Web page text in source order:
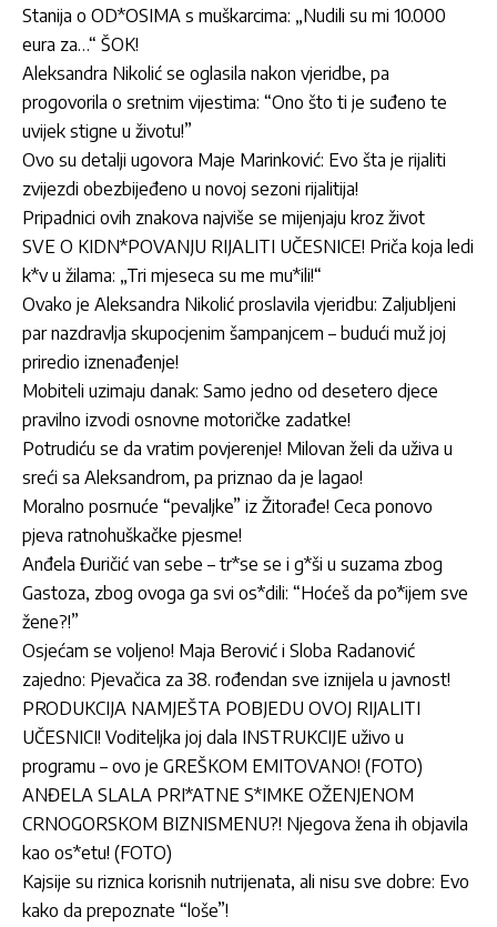
Stanija o OD*OSIMA s muškarcima: „Nudili su mi 10.000
eura za…“ ŠOK!
Aleksandra Nikolić se oglasila nakon vjeridbe, pa
progovorila o sretnim vijestima: “Ono što ti je suđeno te
uvijek stigne u životu!”
Ovo su detalji ugovora Maje Marinković: Evo šta je rijaliti
zvijezdi obezbijeđeno u novoj sezoni rijalitija!
Pripadnici ovih znakova najviše se mijenjaju kroz život
SVE O KIDN*POVANJU RIJALITI UČESNICE! Priča koja ledi
k*v u žilama: „Tri mjeseca su me mu*ili!“
Ovako je Aleksandra Nikolić proslavila vjeridbu: Zaljubljeni
par nazdravlja skupocjenim šampanjcem – budući muž joj
priredio iznenađenje!
Mobiteli uzimaju danak: Samo jedno od desetero djece
pravilno izvodi osnovne motoričke zadatke!
Potrudiću se da vratim povjerenje! Milovan želi da uživa u
sreći sa Aleksandrom, pa priznao da je lagao!
Moralno posrnuće “pevaljke” iz Žitorađe! Ceca ponovo
pjeva ratnohuškačke pjesme!
Anđela Đuričić van sebe – tr*se se i g*ši u suzama zbog
Gastoza, zbog ovoga ga svi os*dili: “Hoćeš da po*ijem sve
žene?!”
Osjećam se voljeno! Maja Berović i Sloba Radanović
zajedno: Pjevačica za 38. rođendan sve iznijela u javnost!
PRODUKCIJA NAMJEŠTA POBJEDU OVOJ RIJALITI
UČESNICI! Voditeljka joj dala INSTRUKCIJE uživo u
programu – ovo je GREŠKOM EMITOVANO! (FOTO)
ANĐELA SLALA PRI*ATNE S*IMKE OŽENJENOM
CRNOGORSKOM BIZNISMENU?! Njegova žena ih objavila
kao os*etu! (FOTO)
Kajsije su riznica korisnih nutrijenata, ali nisu sve dobre: Evo
kako da prepoznate “loše”!